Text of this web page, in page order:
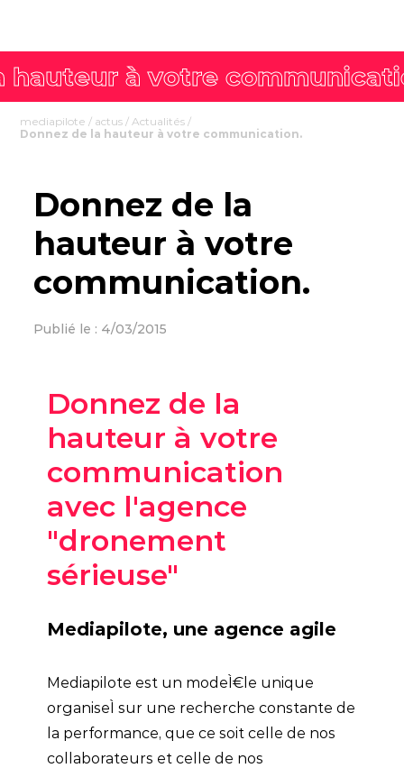
mediapilote / actus /Actualités /
Donnez de la hauteur à votre communication.
Donnez de la
hauteur à votre
communication.
Publié le : 4/03/2015
Donnez de la
hauteur à votre
communication
avec l'agence
"dronement
sérieuse"
Mediapilote, une agence agile
Mediapilote est un modeÌ€le unique
organiseÌ sur une recherche constante de
la performance, que ce soit celle de nos
collaborateurs et celle de nos